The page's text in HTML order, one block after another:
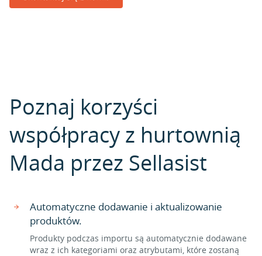
Poznaj korzyści
współpracy z hurtownią
Mada przez Sellasist
Automatyczne dodawanie i aktualizowanie
produktów.
Produkty podczas importu są automatycznie dodawane
wraz z ich kategoriami oraz atrybutami, które zostaną